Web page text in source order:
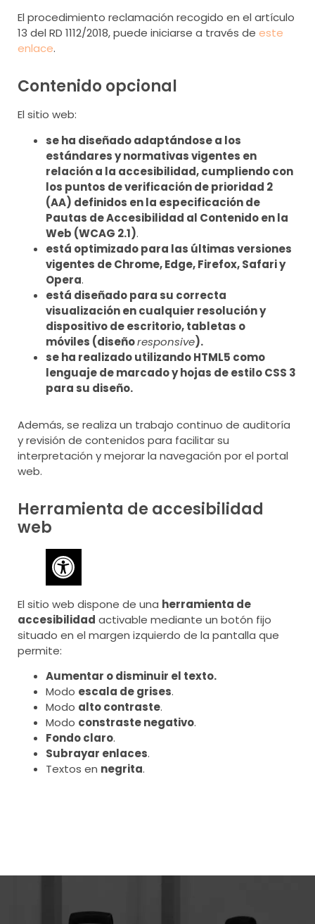
El procedimiento reclamación recogido en el artículo
13 del RD 1112/2018, puede iniciarse a través de este
enlace.
Contenido opcional
El sitio web:
se ha diseñado adaptándose a los
estándares y normativas vigentes en
relación a la accesibilidad, cumpliendo con
los puntos de verificación de prioridad 2
(AA) definidos en la especificación de
Pautas de Accesibilidad al Contenido en la
Web (WCAG 2.1).
está optimizado para las últimas versiones
vigentes de Chrome, Edge, Firefox, Safari y
Opera.
está diseñado para su correcta
visualización en cualquier resolución y
dispositivo de escritorio, tabletas o
móviles (diseñoresponsive).
se ha realizado utilizando HTML5 como
lenguaje de marcado y hojas de estilo CSS 3
para su diseño.
Además, se realiza un trabajo continuo de auditoría
y revisión de contenidos para facilitar su
interpretación y mejorar la navegación por el portal
web.
Herramienta de accesibilidad
web
El sitio web dispone de una herramienta de
accesibilidad activable mediante un botón fijo
situado en el margen izquierdo de la pantalla que
permite:
Aumentar o disminuir el texto.
Modo escala de grises.
Modo alto contraste.
Modo constraste negativo.
Fondo claro.
Subrayar enlaces.
Textos en negrita.